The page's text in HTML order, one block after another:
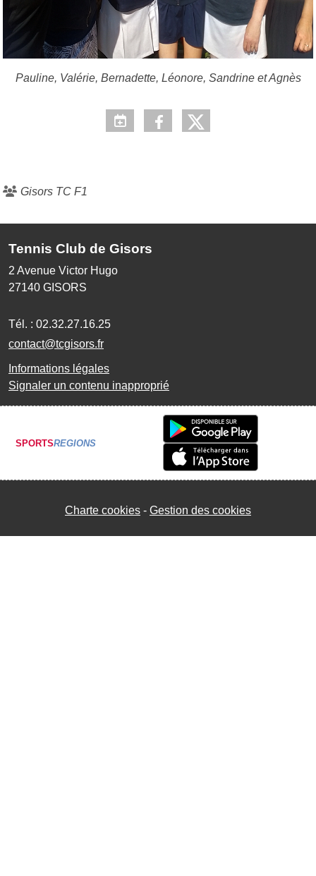
Pauline, Valérie, Bernadette, Léonore, Sandrine et Agnès
Gisors TC F1
Tennis Club de Gisors
2 Avenue Victor Hugo
27140 GISORS
Tél. : 02.32.27.16.25
contact@tcgisors.fr
Informations légales
Signaler un contenu inapproprié
SPORTSREGIONS
Charte cookies Gestion des cookies